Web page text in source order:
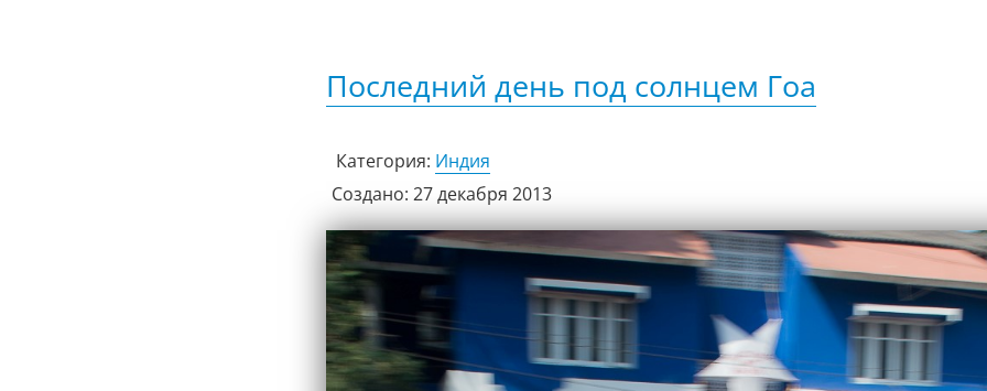
Последний день под солнцем Гоа
Категория: Индия
Создано: 27 декабря 2013